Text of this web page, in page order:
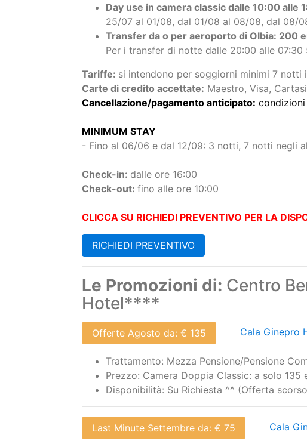
Pasto Extra: 35 euro a persona (bevande
01/08, dal 01/08 al 08/08, dal 08/08 al 15/
Cena del 15/08: 65 euro
Day use in camera classic dalle 10:00 alle
20/06 al 27/06, dal 27/06 al 04/07, dal 05/
Day use in camera classic dalle 10:00 alle
25/07 al 01/08, dal 01/08 al 08/08, dal 08/
Per i transfer di notte dalle 20:00 alle
Tariffe: si intendono per soggiorni minimi 7 notti
Cancellazione/pagamento anticipato:
- Fino al 06/06 e dal 12/09: 3 notti, 7 notti negli
Check-in:dalle ore 16:00
Check-out:fino alle ore 10:00
CLICCA SU RICHIEDI PREVENTIVO PER LA
RICHIEDI PREVENTIVO
Le Promozioni di:Centro
Hotel****
Offerte Agosto da: € 135 Cala Ginepro
Trattamento: Mezza Pensione/Pensione